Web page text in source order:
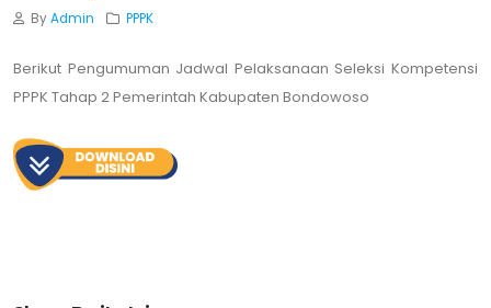
ByAdmin PPPK
Berikut Pengumuman Jadwal Pelaksanaan Seleksi Kompetensi
PPPK Tahap 2 Pemerintah Kabupaten Bondowoso